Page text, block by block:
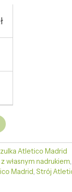
Atletico Madrid
własnym nadrukiem,
Madrid, Strój